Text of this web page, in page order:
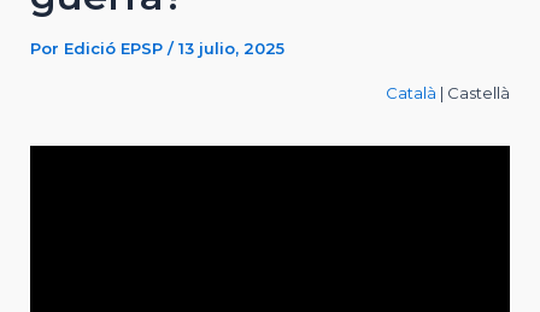
Por Edició EPSP /13 julio, 2025
Català | Castellà